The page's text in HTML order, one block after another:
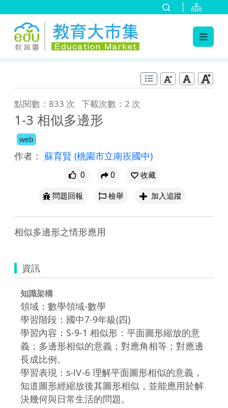
點閱數：833 次 下載次數：2 次
1-3 相似多邊形
web
作者： 蘇育賢 (桃園市立南崁國中)
0 0
收藏
問題回報
檢舉 加入追蹤
相似多邊形之情形應用
資訊
知識架構
領域：數學領域-數學
學習階段：國中7-9年級(四)
學習內容：S-9-1 相似形：平面圖形縮放的意
義；多邊形相似的意義；對應角相等；對應邊
長成比例。
學習表現：s-Ⅳ-6 理解平面圖形相似的意義，
知道圖形經縮放後其圖形相似，並能應用於解
決幾何與日常生活的問題。